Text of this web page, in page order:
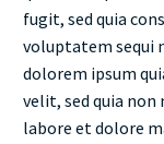
fugit, sed quia
voluptatem sequi
dolorem ipsum
velit, sed quia
labore et dolore